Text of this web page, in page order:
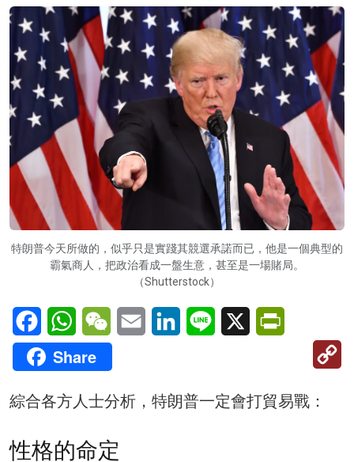
特朗普今天所做的，似乎只是實踐其競選承諾而已，他是一個典型的
霸氣商人，把政治看成一盤生意，甚至是一場賭局。
（Shutterstock）
FacebookWhatsAppWeChatEmail LinkedInLine X
Share
綜合各方人士分析，特朗普一定會打貿易戰：
性格的命定